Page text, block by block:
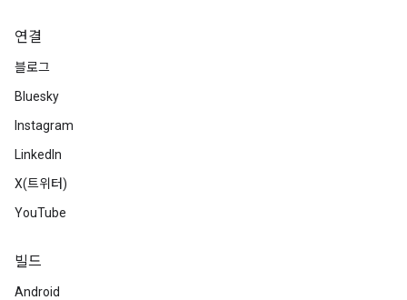
연결
블로그
Bluesky
Instagram
LinkedIn
X(트위터)
YouTube
빌드
Android